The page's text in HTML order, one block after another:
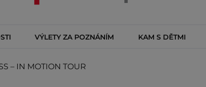
VÝLETY ZA POZNÁNÍM KAM S DĚTMI
– IN MOTION TOUR